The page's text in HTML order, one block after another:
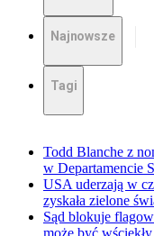
Najnowsze
Tagi
Todd Blanche z
w Departamencie
USA uderzają w
zyskała zielone
Sąd blokuje
może być wściekły